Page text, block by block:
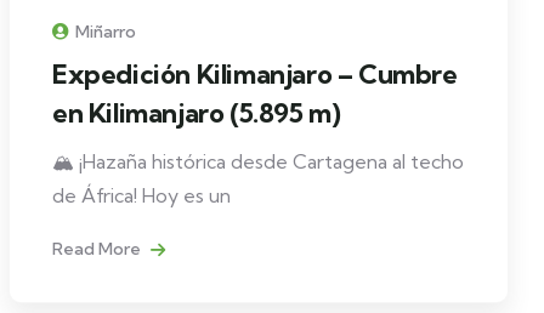
Miñarro
Expedición Kilimanjaro – Cumbre
en Kilimanjaro (5.895 m)
🏔️ ¡Hazaña histórica desde Cartagena al techo
de África! Hoy es un
Read More